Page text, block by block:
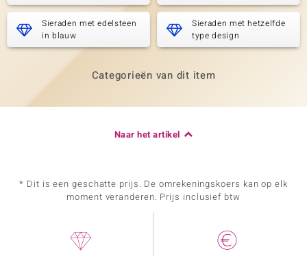
Sieraden met edelsteen
in blauw
Sieraden met hetzelfde
type design
Categorieën van dit item
Naar het artikel
* Dit is een geschatte prijs. De omrekeningskoers kan op elk
moment veranderen. Prijs inclusief btw